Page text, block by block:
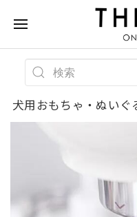
犬用おもちゃ・ぬい